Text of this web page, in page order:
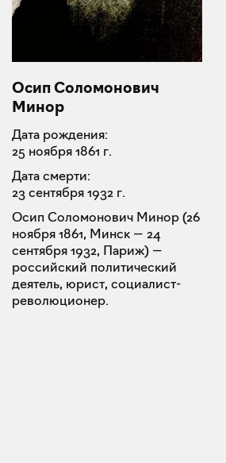
Осип Соломонович
Минор
Дата рождения:
25 ноября 1861 г.
Дата смерти:
23 сентября 1932 г.
Осип Соломонович Минор (26
ноября 1861, Минск — 24
сентября 1932, Париж) —
российский политический
деятель, юрист, социалист-
революционер.